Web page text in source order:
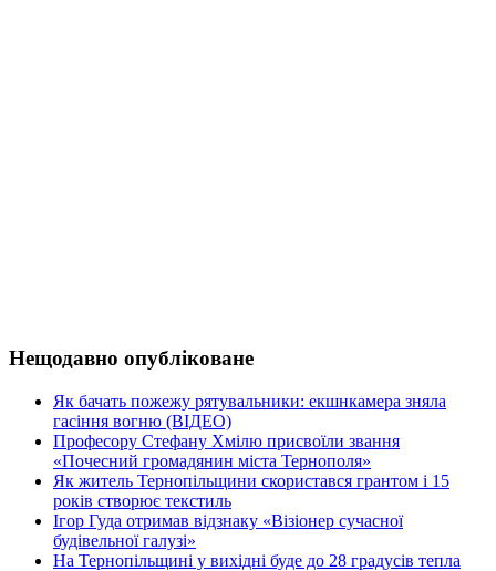
Нещодавно опубліковане
Як бачать пожежу рятувальники: екшнкамера зняла
гасіння вогню (ВІДЕО)
Професору Стефану Хмілю присвоїли звання
«Почесний громадянин міста Тернополя»
Як житель Тернопільщини скористався грантом і 15
років створює текстиль
Ігор Гуда отримав відзнаку «Візіонер сучасної
будівельної галузі»
На Тернопільщині у вихідні буде до 28 градусів тепла